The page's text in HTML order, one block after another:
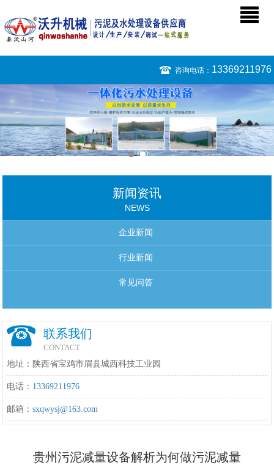
咨询电话： 13369211976
新闻资讯
NEWS
企业新闻
行业新闻
常见问答
联系我们
CONTACT
地址：陕西省宝鸡市眉县城西科技工业园
电话： 13369211976
邮箱：sxqwysj@163.com
贵州污泥减量设备解析为何做污泥减量